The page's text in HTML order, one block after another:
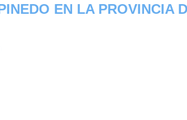
EN LA PROVINCIA